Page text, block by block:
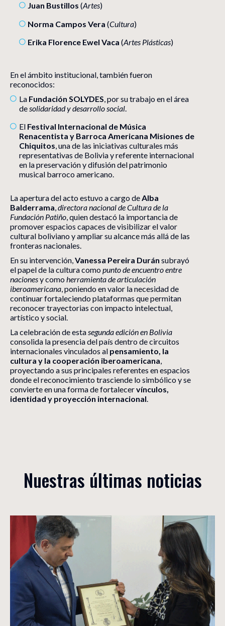
Juan Bustillos (Artes)
Norma Campos Vera (Cultura)
Erika Florence Ewel Vaca (Artes Plásticas)
En el ámbito institucional, también fueron
reconocidos:
La Fundación SOLYDES , por su trabajo en el área
de solidaridad y desarrollo social.
El Festival Internacional de Música
Renacentista y Barroca Americana Misiones de
Chiquitos, una de las iniciativas culturales más
representativas de Bolivia y referente internacional
en la preservación y difusión del patrimonio
musical barroco americano.
La apertura del acto estuvo a cargo de Alba
Balderrama directora nacional de Cultura de la
Fundación Patiño , quien destacó la importancia de
promover espacios capaces de visibilizar el valor
cultural boliviano y ampliar su alcance más allá de las
fronteras nacionales.
En su intervención, Vanessa Pereira Durán subrayó
el papel de la cultura como punto de encuentro entre
nacionesy como herramienta de articulación
iberoamericana , poniendo en valor la necesidad de
continuar fortaleciendo plataformas que permitan
reconocer trayectorias con impacto intelectual,
artístico y social.
La celebración de esta segunda edición en Bolivia
consolida la presencia del país dentro de circuitos
internacionales vinculados al pensamiento, la
cultura y la cooperación iberoamericana
proyectando a sus principales referentes en espacios
donde el reconocimiento trasciende lo simbólico y se
convierte en una forma de fortalecervínculos,
identidad y proyección internacional
Nuestras últimas noticias